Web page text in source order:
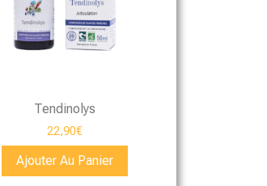
Tendinolys
22,90€
Ajouter Au Panier